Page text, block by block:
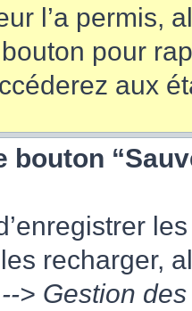
l’a permis,
pour
aux
bouton
recharger,
> Gestion